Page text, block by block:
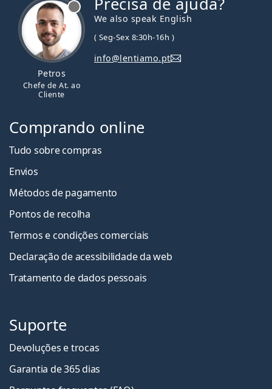
Petros
Chefe de At. ao
Cliente
We also speak English
( Seg-Sex 8:30h-16h )
info@lentiamo.pt
Comprando online
Tudo sobre compras
Envios
Métodos de pagamento
Pontos de recolha
Termos e condições comerciais
Declaração de acessibilidade da web
Tratamento de dados pessoais
Suporte
Devoluções e trocas
Garantia de 365 dias